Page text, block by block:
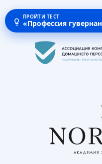
ПРОЙТИ ТЕСТ
«Профессия